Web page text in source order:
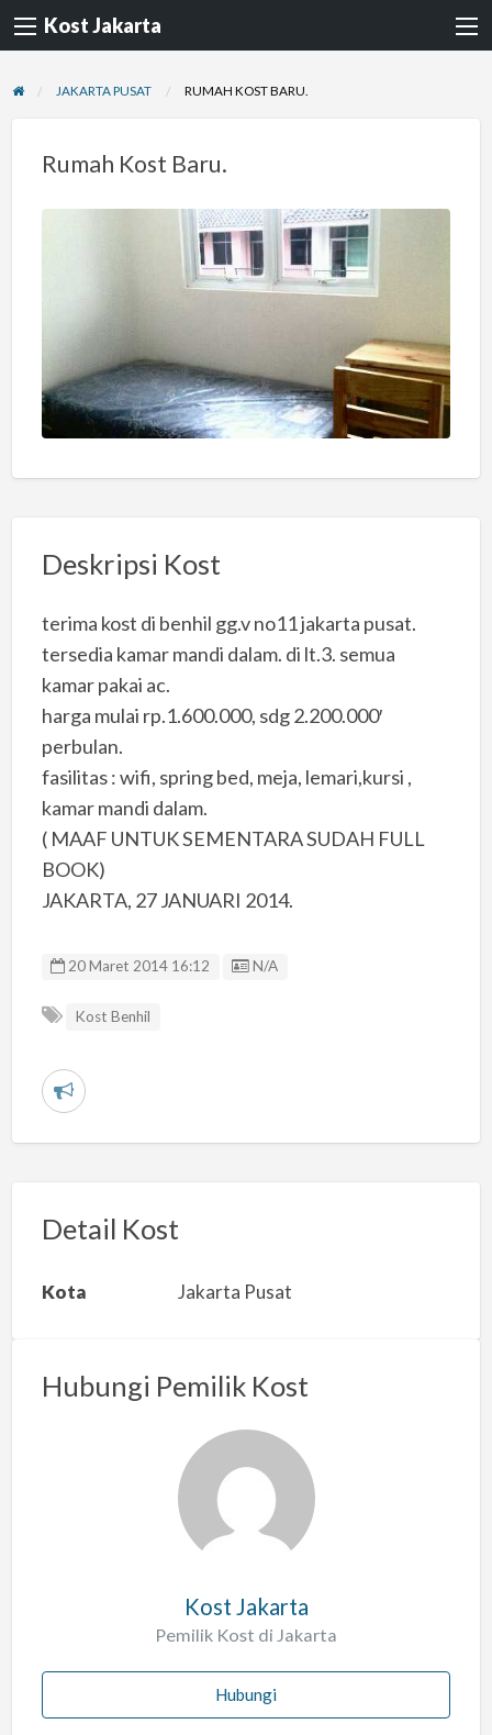
Kost Jakarta
JAKARTA PUSAT RUMAH KOST BARU.
Rumah Kost Baru.
Deskripsi Kost
terima kost di benhil gg.v no11 jakarta pusat.
tersedia kamar mandi dalam. di lt.3. semua
kamar pakai ac.
harga mulai rp.1.600.000, sdg 2.200.000′
perbulan.
fasilitas : wifi, spring bed, meja, lemari,kursi ,
kamar mandi dalam.
( MAAF UNTUK SEMENTARA SUDAH FULL
BOOK)
JAKARTA, 27 JANUARI 2014.
20 Maret 2014 16:12 Listing ID
N/A
Kost Benhil
L
r
a
s
Detail Kost
Kota Jakarta Pusat
Hubungi Pemilik Kost
Kost Jakarta
Pemilik Kost di Jakarta
Hubungi